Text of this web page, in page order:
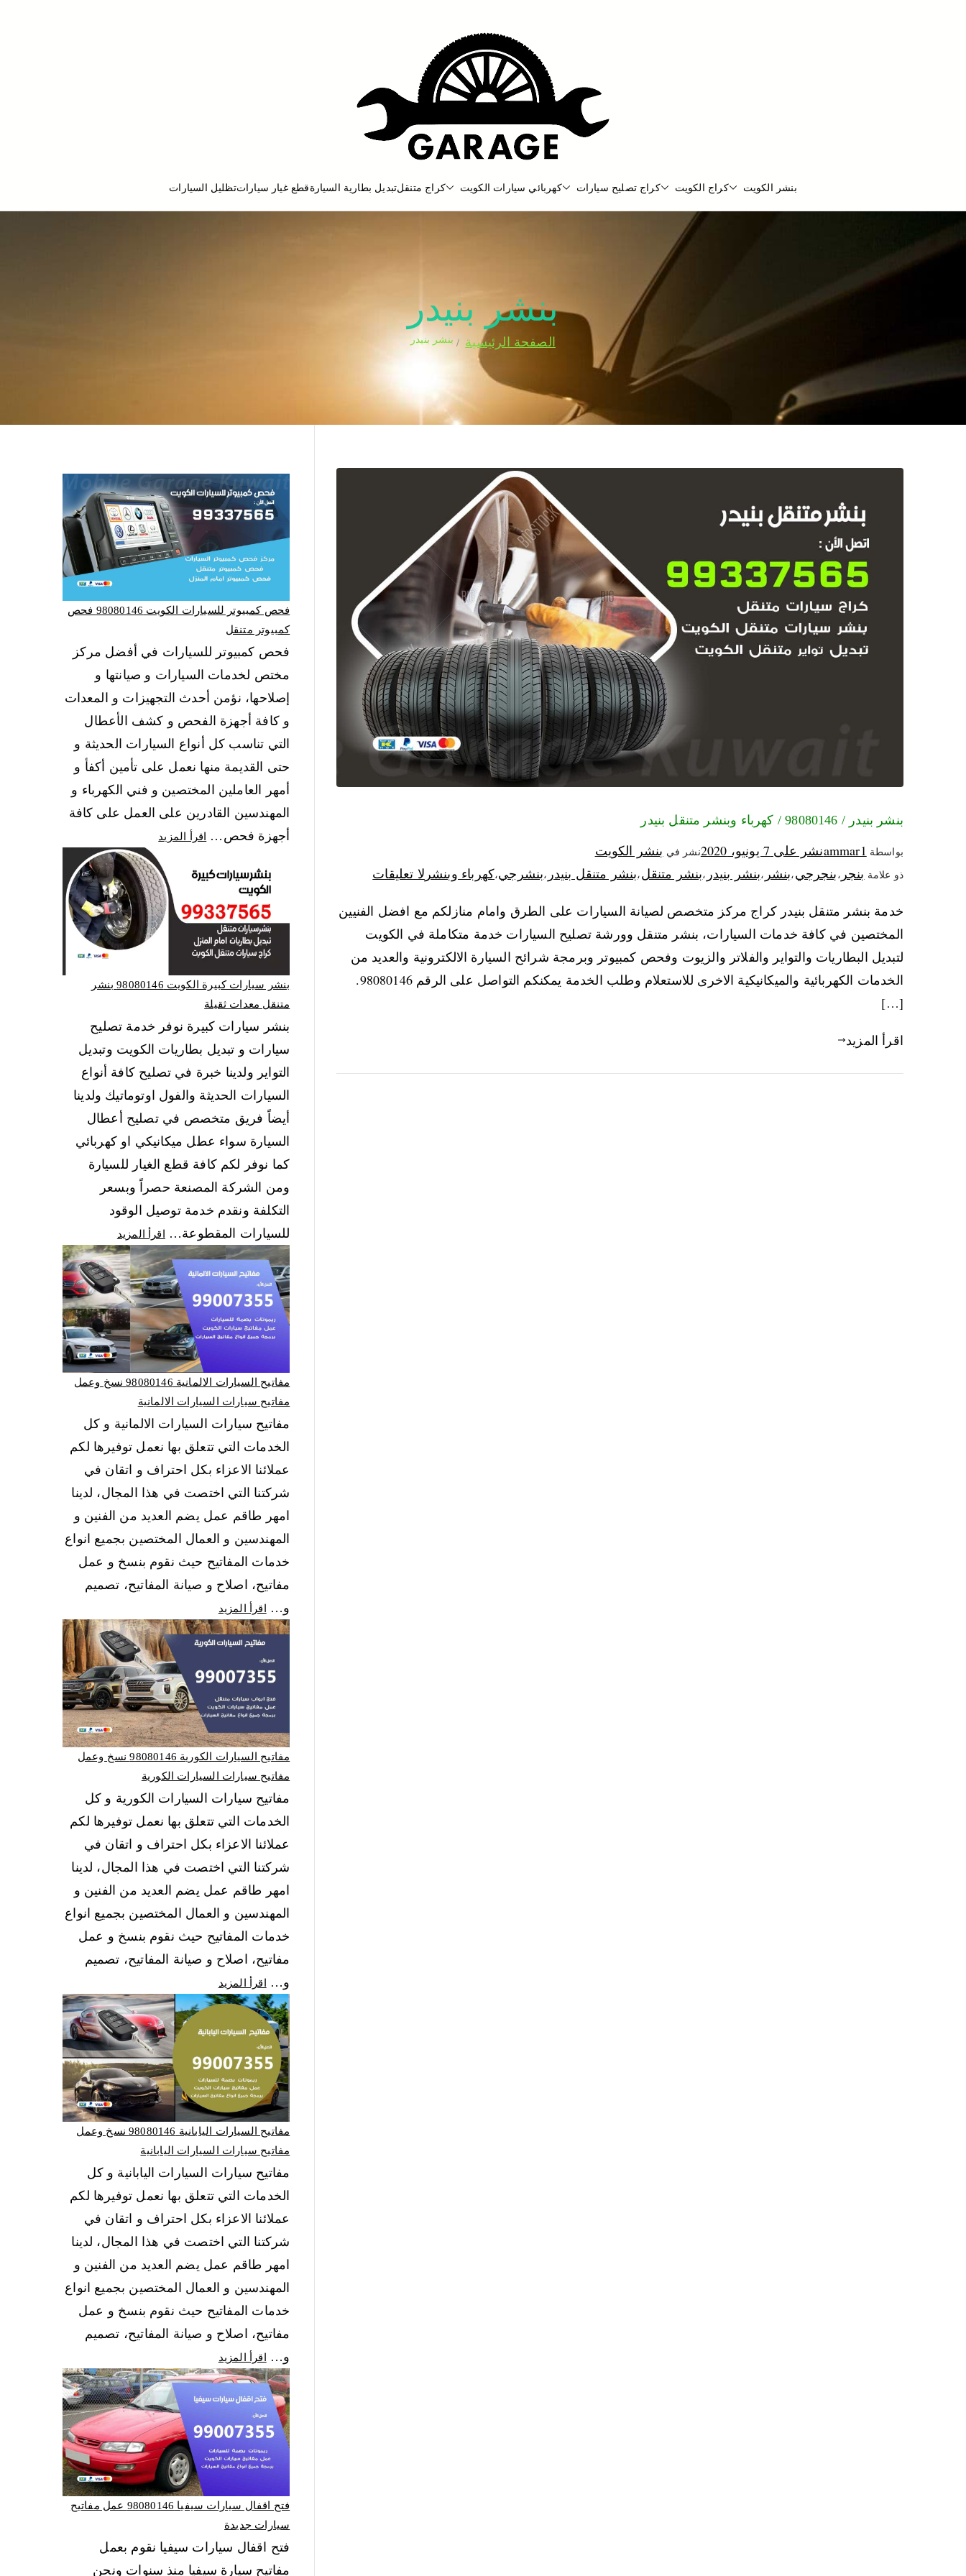
بنشر متنقل
بنشر متنقل الكويت كهرباء وبنشر كراج تصليح سيارات بنشر الكويت كراج الكويت كراج تصليح سيارات كهربائي سيارات الكويت كراج متنقلتبديل بطارية السيارةقطع غيار سياراتتظليل السيارات
بنشر بنيدر
الصفحة الرئيسية بنشر بنيدر
بنشر بنيدر / 98080146‬ / كهرباء وبنشر متنقل بنيدر
بواسطة ammar1نشر على 7 يونيو، 2020 نشر في بنشر الكويت
ذو علامة بنجر ،بنجرجي،بنشر ،بنشر بنيدر ،بنشر متنقل،بنشر متنقل بنيدر ،بنشرجي،كهرباء وبنشر لا تعليقات
خدمة بنشر متنقل بنيدر كراج مركز متخصص لصيانة السيارات على الطرق وامام منازلكم مع افضل الفنيين
المختصين في كافة خدمات السيارات، بنشر متنقل وورشة تصليح السيارات خدمة متكاملة في الكويت
لتبديل البطاريات والتواير والفلاتر والزيوت وفحص كمبيوتر وبرمجة شرائح السيارة الالكترونية والعديد من
الخدمات الكهربائية والميكانيكية الاخرى للاستعلام وطلب الخدمة يمكنكم التواصل على الرقم 98080146‬.
[…]
اقرأ المزيد
فحص كمبيوتر للسيارات الكويت 98080146‬ فحص
كمبيوتر متنقل
فحص كمبيوتر للسيارات في أفضل مركز
مختص لخدمات السيارات و صيانتها و
إصلاحها، نؤمن أحدث التجهيزات و المعدات
و كافة أجهزة الفحص و كشف الأعطال
التي تناسب كل أنواع السيارات الحديثة و
حتى القديمة منها نعمل على تأمين أكفأ و
أمهر العاملين المختصين و فني الكهرباء و
المهندسين القادرين على العمل على كافة
أجهزة فحص…
اقرأ المزيد
بنشر سيارات كبيرة الكويت 98080146‬ بنشر
متنقل معدات ثقيلة
بنشر سيارات كبيرة نوفر خدمة تصليح
سيارات و تبديل بطاريات الكويت وتبديل
التواير ولدينا خبرة في تصليح كافة أنواع
السيارات الحديثة والفول اوتوماتيك ولدينا
أيضاً فريق متخصص في تصليح أعطال
السيارة سواء عطل ميكانيكي او كهربائي
كما نوفر لكم كافة قطع الغيار للسيارة
ومن الشركة المصنعة حصراً وبسعر
التكلفة ونقدم خدمة توصيل الوقود
للسيارات المقطوعة…
اقرأ المزيد
مفاتيح السيارات الالمانية 98080146‬ نسخ وعمل
مفاتيح سيارات السيارات الالمانية
مفاتيح سيارات السيارات الالمانية و كل
الخدمات التي تتعلق بها نعمل توفيرها لكم
عملائنا الاعزاء بكل احتراف و اتقان في
شركتنا التي اختصت في هذا المجال، لدينا
امهر طاقم عمل يضم العديد من الفنين و
المهندسين و العمال المختصين بجميع انواع
خدمات المفاتيح حيث نقوم بنسخ و عمل
مفاتيح، اصلاح و صيانة المفاتيح، تصميم
و…
اقرأ المزيد
مفاتيح السيارات الكورية 98080146‬ نسخ وعمل
مفاتيح سيارات السيارات الكورية
مفاتيح سيارات السيارات الكورية و كل
الخدمات التي تتعلق بها نعمل توفيرها لكم
عملائنا الاعزاء بكل احتراف و اتقان في
شركتنا التي اختصت في هذا المجال، لدينا
امهر طاقم عمل يضم العديد من الفنين و
المهندسين و العمال المختصين بجميع انواع
خدمات المفاتيح حيث نقوم بنسخ و عمل
مفاتيح، اصلاح و صيانة المفاتيح، تصميم
و…
اقرأ المزيد
مفاتيح السيارات اليابانية 98080146‬ نسخ وعمل
مفاتيح سيارات السيارات اليابانية
مفاتيح سيارات السيارات اليابانية و كل
الخدمات التي تتعلق بها نعمل توفيرها لكم
عملائنا الاعزاء بكل احتراف و اتقان في
شركتنا التي اختصت في هذا المجال، لدينا
امهر طاقم عمل يضم العديد من الفنين و
المهندسين و العمال المختصين بجميع انواع
خدمات المفاتيح حيث نقوم بنسخ و عمل
مفاتيح، اصلاح و صيانة المفاتيح، تصميم
و…
اقرأ المزيد
فتح اقفال سيارات سيفيا 98080146‬ عمل مفاتيح
سيارات جديدة
فتح اقفال سيارات سيفيا نقوم بعمل
مفاتيح سيارة سيفيا منذ سنوات ونحن